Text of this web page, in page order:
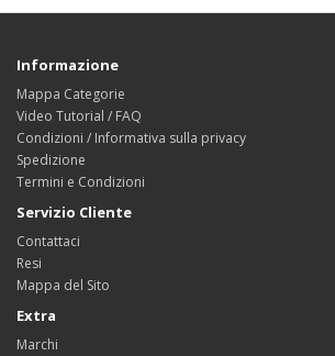
Informazione
Mappa Categorie
Video Tutorial / FAQ
Condizioni / Informativa sulla privacy
Spedizione
Termini e Condizioni
Servizio Cliente
Contattaci
Resi
Mappa del Sito
Extra
Marchi